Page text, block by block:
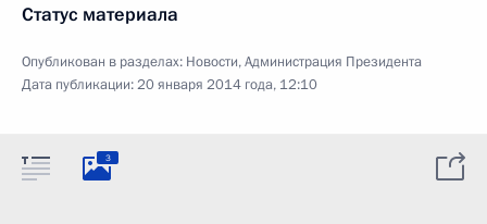
Статус материала
Опубликован в разделах: Новости,Администрация Президента
Дата публикации:20 января 2014 года, 12:10
3